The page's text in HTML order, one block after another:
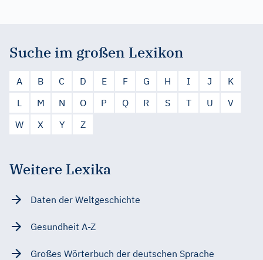
Suche im großen Lexikon
A B C D E F G H I J
K
L
M N O P Q R S T U
V
W
X Y Z
Weitere Lexika
Daten der Weltgeschichte
Gesundheit A-Z
Großes Wörterbuch der deutschen Sprache